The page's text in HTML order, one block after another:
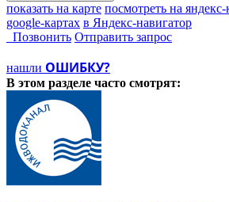
показать на карте посмотреть на яндекс-
google-картах в Яндекс-навигатор
Позвонить Отправить запрос
нашли ОШИБКУ?
В этом разделе часто смотрят: